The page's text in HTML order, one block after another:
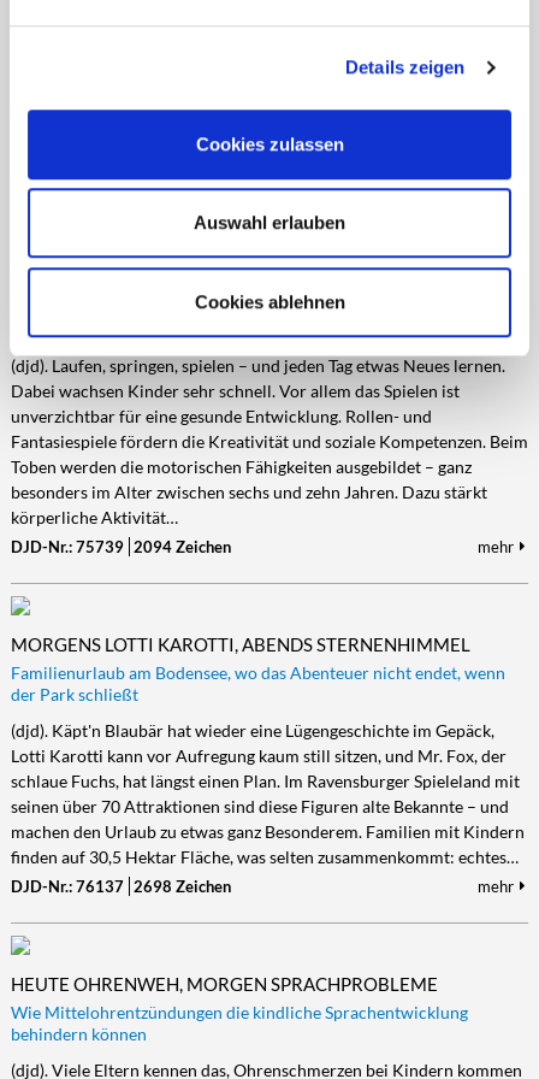
Details zeigen
Cookies zulassen
Auswahl erlauben
Cookies ablehnen
(djd). Gerade an warmen Tagen ist der Wald ein beliebtes Ziel. Er
Jugendliche ist er mehr als ein Ausflugsziel: Er ist ein lebendiges
empfindliches Ökosystem kennen, das sich zu erhalten lohnt.
WAS KINDER STARK MACHT
Bewegung und ausgewogene Ernährung fördern die Entwicklung
(djd). Laufen, springen, spielen – und jeden Tag etwas Neues lernen.
Dabei wachsen Kinder sehr schnell. Vor allem das Spielen ist
unverzichtbar für eine gesunde Entwicklung. Rollen- und
Fantasiespiele fördern die Kreativität und soziale Kompetenzen. Beim
Toben werden die motorischen Fähigkeiten ausgebildet – ganz
besonders im Alter zwischen sechs und zehn Jahren. Dazu stärkt
körperliche Aktivität…
DJD-Nr.: 75739 2094 Zeichen mehr
MORGENS LOTTI KAROTTI, ABENDS STERNENHIMMEL
Familienurlaub am Bodensee, wo das Abenteuer nicht endet, wenn
der Park schließt
(djd). Käpt'n Blaubär hat wieder eine Lügengeschichte im Gepäck,
Lotti Karotti kann vor Aufregung kaum still sitzen, und Mr. Fox, der
schlaue Fuchs, hat längst einen Plan. Im Ravensburger Spieleland mit
seinen über 70 Attraktionen sind diese Figuren alte Bekannte – und
machen den Urlaub zu etwas ganz Besonderem. Familien mit Kindern
finden auf 30,5 Hektar Fläche, was selten zusammenkommt: echtes…
DJD-Nr.: 76137 2698 Zeichen mehr
HEUTE OHRENWEH, MORGEN SPRACHPROBLEME
Wie Mittelohrentzündungen die kindliche Sprachentwicklung
behindern können
(djd). Viele Eltern kennen das, Ohrenschmerzen bei Kindern kommen